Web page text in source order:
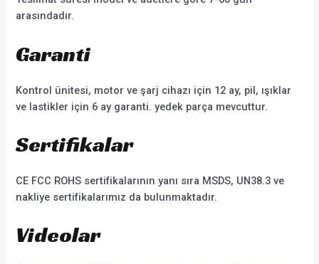
arasındadır.
Garanti
Kontrol ünitesi, motor ve şarj cihazı için 12 ay, pil, ışıklar
ve lastikler için 6 ay garanti. yedek parça mevcuttur.
Sertifikalar
CE FCC ROHS sertifikalarının yanı sıra MSDS, UN38.3 ve
nakliye sertifikalarımız da bulunmaktadır.
Videolar